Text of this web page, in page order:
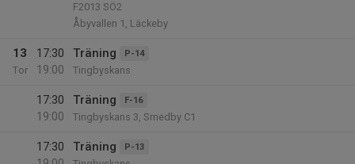
F2013 SÖ2
Åbyvallen 1, Läckeby
13
Tor
17:30
19:00
Träning P-14
Tingbyskans
17:30
19:00
Träning F-16
Tingbyskans 3, Smedby C1
17:30
Träning P-13